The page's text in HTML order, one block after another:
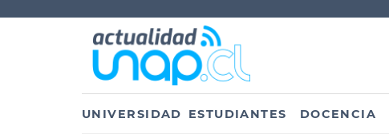
UNIVERSIDAD ESTUDIANTES DOCENCIA